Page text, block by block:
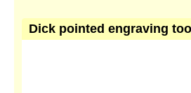
Dick pointed engraving